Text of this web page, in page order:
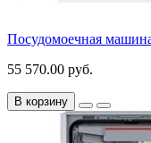
Посудомоечная
55 570.00 руб.
В корзину